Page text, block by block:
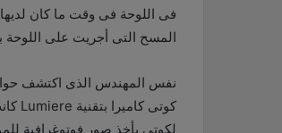
فى اللوحة فى وقت ما كان
المسح التى أجريت على اللوحة بدقة 240 ميجابكسل تظهر آثارًا لما كان يمثل
نفس المهندس الذى اكتشف حواجب
كوتى كاميرا بتقنية Lumiere
لكوتى بأخذ صور فوتوغرافية